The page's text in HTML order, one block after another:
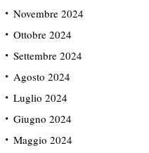
Novembre 2024
Ottobre 2024
Settembre 2024
Agosto 2024
Luglio 2024
Giugno 2024
Maggio 2024